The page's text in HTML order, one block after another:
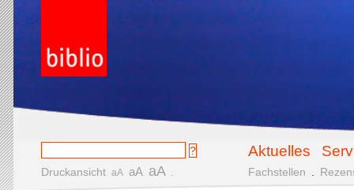
Aktuelles
Druckansicht aA aA aA Fachstellen